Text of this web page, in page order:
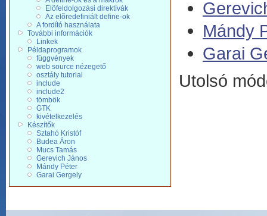
Elõfeldolgozási direktívák
Az elõredefiniált define-ok
A fordító használata
További információk
Linkek
Példaprogramok
függvények
web source nézegető
osztály tutorial
include
include2
tömbök
GTK
kivételkezelés
Készítők
Sztahó Kristóf
Budea Áron
Mucs Tamás
Gerevich János
Mándy Péter
Garai Gergely
Mándy
Garai
Utolsó